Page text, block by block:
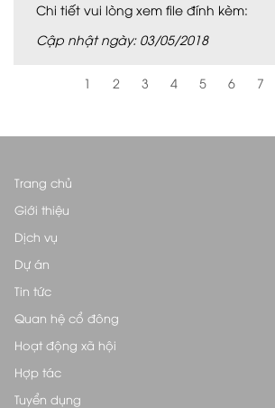
Chi tiết vui lòng xem file đính kèm:
Cập nhật ngày: 03/05/2018
1 2 3 4 5 6 7
Trang chủ
Giới thiệu
Dịch vụ
Dự án
Tin tức
Quan hệ cổ đông
Hoạt động xã hội
Hợp tác
Tuyển dụng